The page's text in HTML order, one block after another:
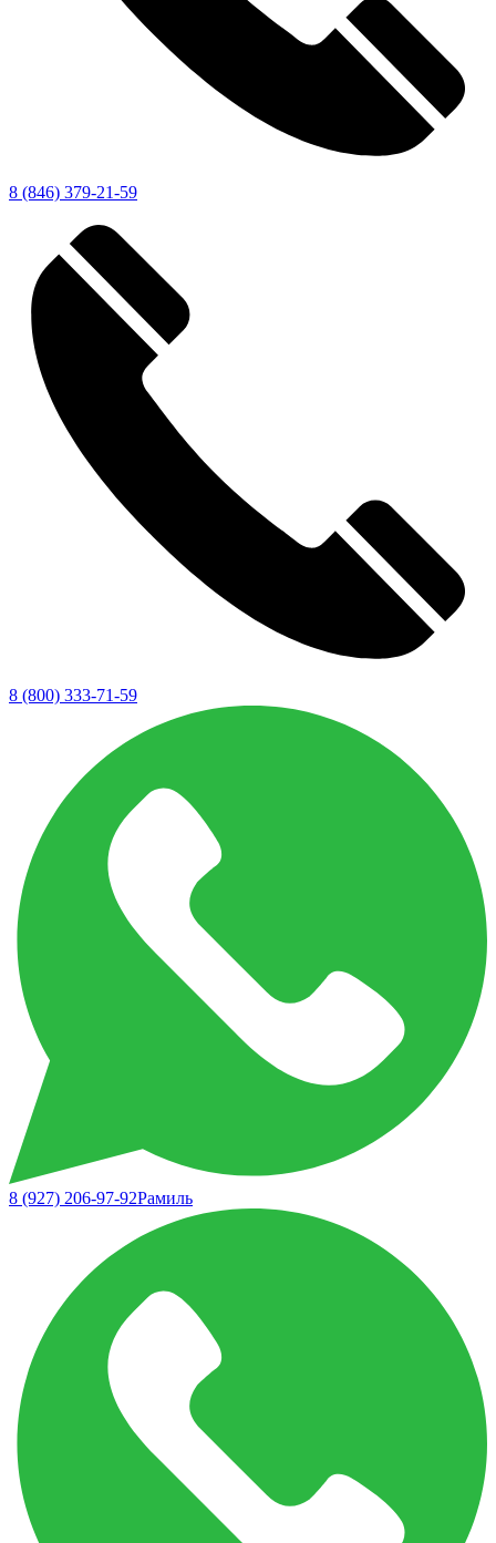
8 (846) 379-21-59
8 (800) 333-71-59
8 (927) 206-97-92Рамиль